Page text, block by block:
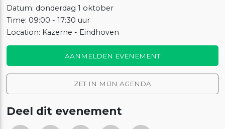
Datum: donderdag 1 oktober
Time: 09:00 - 17:30 uur
Location: Kazerne - Eindhoven
AANMELDEN EVENEMENT
ZET IN MIJN AGENDA
Deel dit evenement